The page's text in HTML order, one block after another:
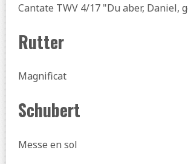
Cantate TWV 4/17 "Du aber, Daniel,
Rutter
Magnificat
Schubert
Messe en sol